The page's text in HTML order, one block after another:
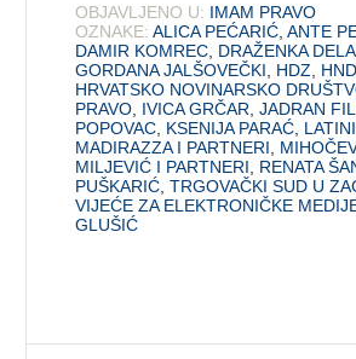
OBJAVLJENO U: IMAM PRAVO
OZNAKE: ALICA PEĆARIĆ ,ANTE
DAMIR KOMREC DRAŽENKA
GORDANA JALŠOVEČKI
HDZ HND
HRVATSKO NOVINARSKO
PRAVO IVICA GRČAR ,JADRAN
POPOVAC KSENIJA PARAĆ
MADIRAZZA I PARTNERI
MILJEVIĆ I PARTNERI
RENATA
PUŠKARIĆ ,TRGOVAČKI SUD U
VIJEĆE ZA ELEKTRONIČKE
GLUŠIĆ